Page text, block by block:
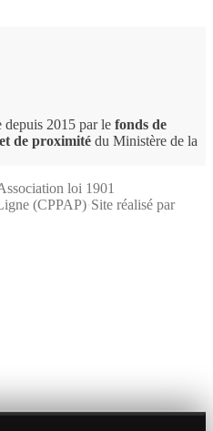
depuis 2015 par le fonds de
de proximité du Ministère de la
loi 1901
(CPPAP)·Site réalisé par